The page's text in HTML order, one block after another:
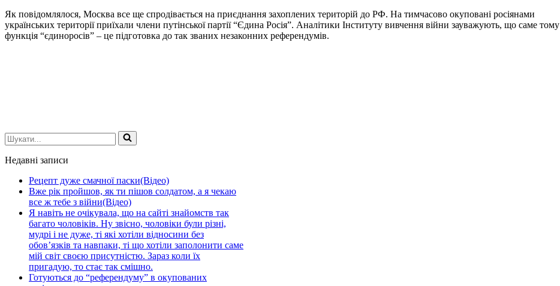
Як повідомлялося, Москва все ще спродівається на приєднання захоплених територій до РФ. На тимчасово окуповані росіянами
українських території приїхали члени путінської партії “Єдина Росія”. Аналітики Інституту вивчення війни зауважують, що саме тому
функція “єдиноросів” – це підготовка до так званих незаконних референдумів.
Шукати...
Недавні записи
Рецепт дуже смачної паски(Відео)
Вже рік пройшов, як ти пішов солдатом, а я чекаю
все ж тебе з війни(Відео)
Я навіть не очікувала, що на сайті знайомств так
багато чоловіків. Ну звісно, чоловіки були різні,
мудрі і не дуже, ті які хотіли відносини без
обов’язків та навпаки, ті що хотіли заполонити саме
мій світ своєю присутністю. Зараз коли їх
пригадую, то стає так смішно.
Готуються до “референдуму” в окупованих